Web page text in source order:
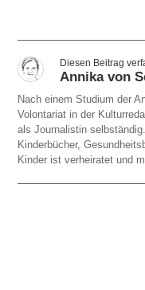
Annika von
Nach einem Studium der
Volontariat in der
als Journalistin
Kinderbücher,
Kinder ist verheiratet und